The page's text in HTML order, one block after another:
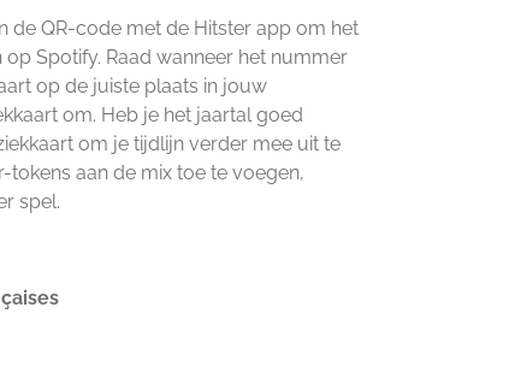
de QR-code met de Hitster app om het
Spotify. Raad wanneer het nummer
op de juiste plaats in jouw
om. Heb je het jaartal goed
om je tijdlijn verder mee uit te
tokens aan de mix toe te voegen,
spel.